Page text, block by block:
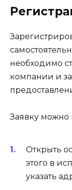
необходимо
компании и
Заявку можно
Открыть
этого в
указать